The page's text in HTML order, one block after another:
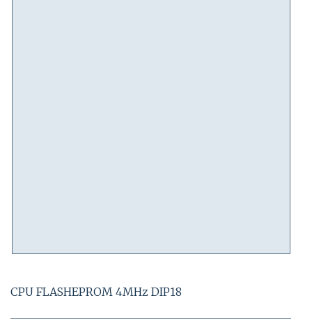
CPU FLASHEPROM 4MHz DIP18